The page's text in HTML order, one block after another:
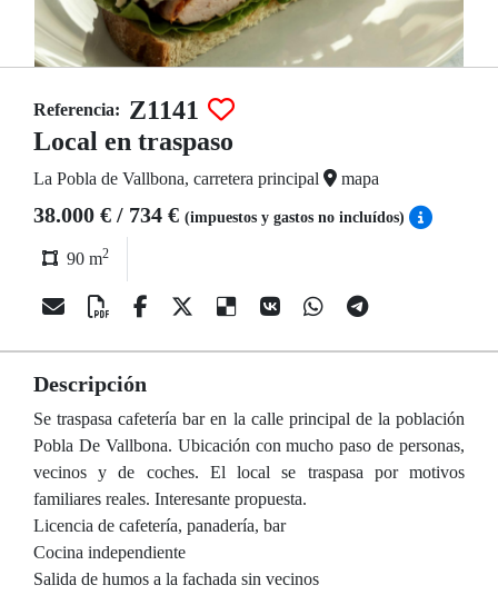
Referencia: Z1141
Local en traspaso
La Pobla de Vallbona, carretera principal mapa
38.000 € / 734 € (impuestos y gastos no incluídos)
90 m2
Descripción
Se traspasa cafetería bar en la calle principal de la población
Pobla De Vallbona. Ubicación con mucho paso de personas,
vecinos y de coches. El local se traspasa por motivos
familiares reales. Interesante propuesta.
Licencia de cafetería, panadería, bar
Cocina independiente
Salida de humos a la fachada sin vecinos